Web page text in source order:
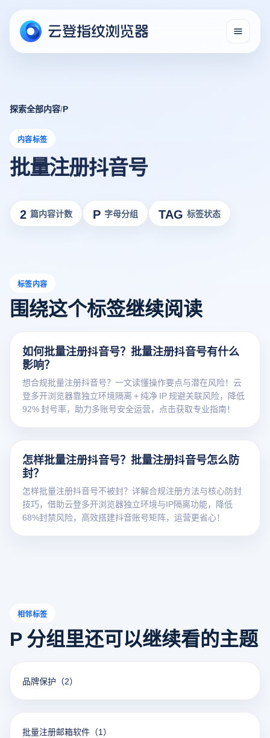
探索全部内容/P
内容标签
批量注册抖音号
2 篇内容计数 P 字母分组 TAG 标签状态
标签内容
围绕这个标签继续阅读
如何批量注册抖音号？批量注册抖音号有什么
影响？
想合规批量注册抖音号？一文读懂操作要点与潜在风险！云
登多开浏览器靠独立环境隔离 + 纯净 IP 规避关联风险，降低
92% 封号率，助力多账号安全运营，点击获取专业指南！
怎样批量注册抖音号？批量注册抖音号怎么防
封？
怎样批量注册抖音号不被封？详解合规注册方法与核心防封
技巧，借助云登多开浏览器独立环境与IP隔离功能，降低
68%封禁风险，高效搭建抖音账号矩阵，运营更省心！
相邻标签
P 分组里还可以继续看的主题
品牌保护 （2）
批量注册邮箱软件 （1）